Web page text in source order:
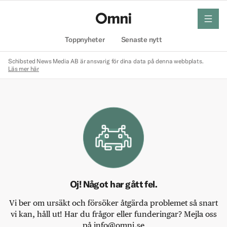
Toppnyheter Senaste nytt
meny
Schibsted News Media AB är ansvarig för dina data på denna webbplats.
Läs mer här
Oj! Något har gått fel.
Vi ber om ursäkt och försöker åtgärda problemet så snart
vi kan, håll ut! Har du frågor eller funderingar? Mejla oss